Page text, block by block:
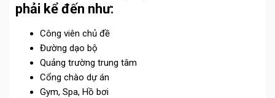
phải kể đến như:
Công viên chủ đề
Đường dạo bộ
Quảng trường trung tâm
Cổng chào dự án
Gym, Spa, Hồ bơi